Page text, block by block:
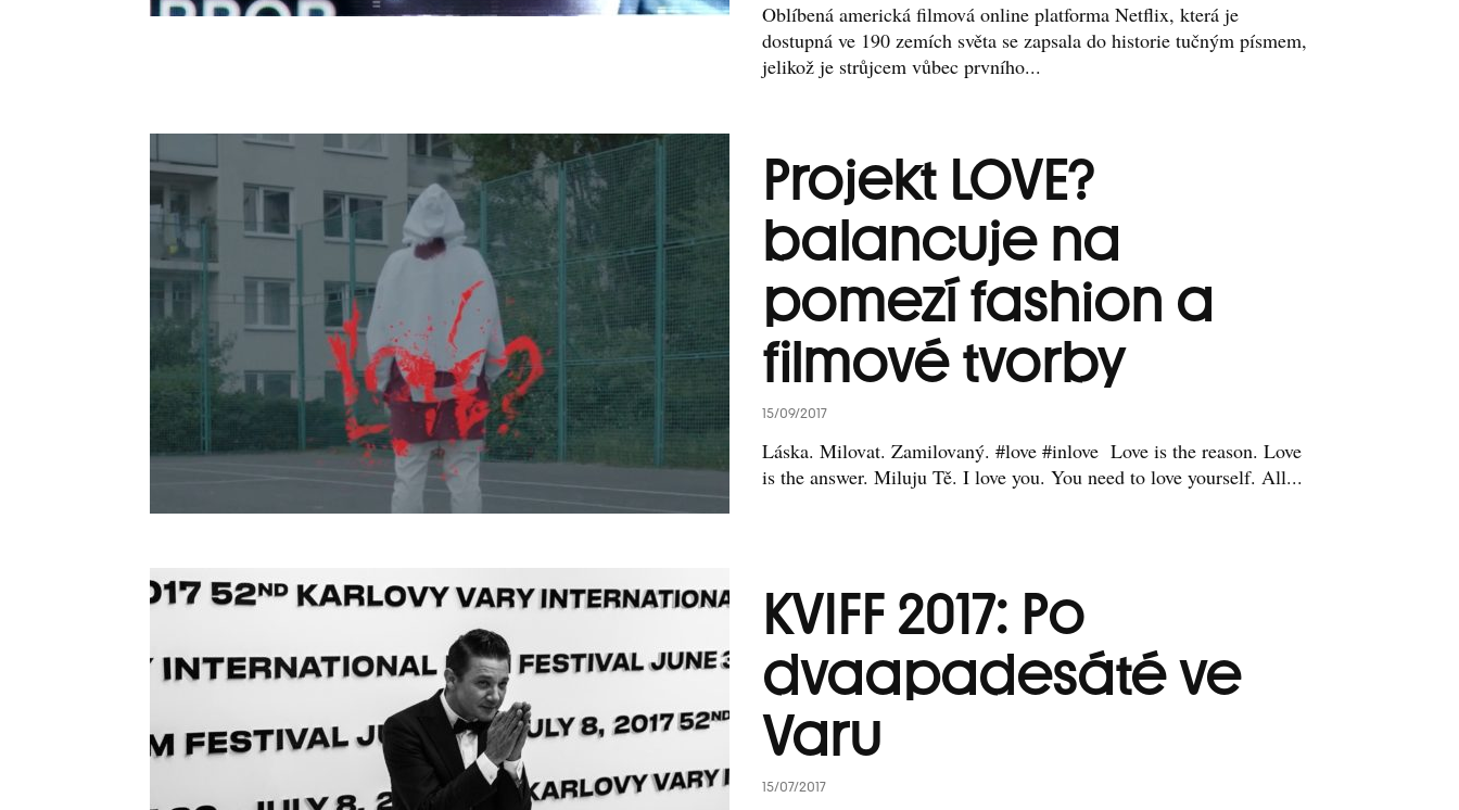
Oblíbená americká filmová online platforma Netflix, která je
dostupná ve 190 zemích světa se zapsala do historie tučným písmem,
jelikož je strůjcem vůbec prvního...
Projekt LOVE?
balancuje na
pomezí fashion a
filmové tvorby
15/09/2017
Láska. Milovat. Zamilovaný. #love #inlove Love is the reason. Love
is the answer. Miluju Tě. I love you. You need to love yourself. All...
KVIFF 2017: Po
dvaapadesáté ve
Varu
15/07/2017